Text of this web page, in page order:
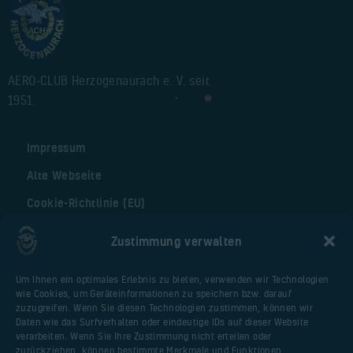
Zustimmung verwalten
Um Ihnen ein optimales Erlebnis zu bieten, verwenden wir Technologien
wie Cookies, um Geräteinformationen zu speichern bzw. darauf
zuzugreifen. Wenn Sie diesen Technologien zustimmen, können wir
Daten wie das Surfverhalten oder eindeutige IDs auf dieser Website
verarbeiten. Wenn Sie Ihre Zustimmung nicht erteilen oder
zurückziehen, können bestimmte Merkmale und Funktionen
AERO-CLUB Herzogenaurach e. V. seit
1951.
Impressum
Alte Webseite
Cookie-Richtlinie (EU)
Nützliche Seiten
Webseite Flugplatz
Vereinsfliegerportal
Huberschrauberschulung.de
Malter AIR Service